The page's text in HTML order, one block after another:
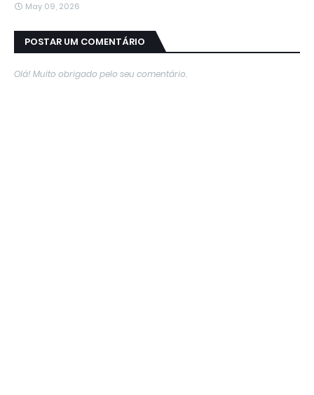
May 09, 2026
POSTAR UM COMENTÁRIO
Olá! Muito obrigado pelo seu comentário.